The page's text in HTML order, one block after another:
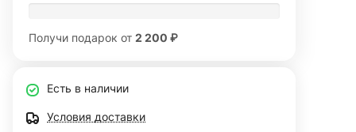
Получи подарок от 2 200 ₽
Есть в наличии
Условия доставки